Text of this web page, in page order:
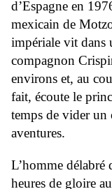
d’Espagne en
mexicain de
impériale vit dans
compagnon
environs et, au
fait, écoute le
temps de vider un
aventures.
L’homme délabré
heures de gloire